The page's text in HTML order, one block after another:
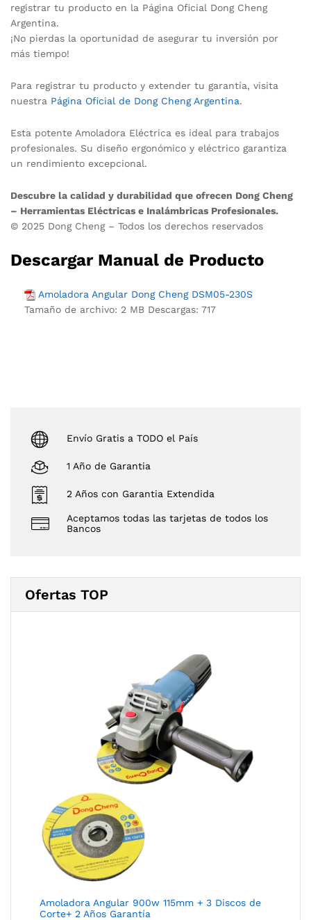
registrar tu producto en la Página Oficial Dong Cheng
Argentina.
¡No pierdas la oportunidad de asegurar tu inversión por
más tiempo!
Para registrar tu producto y extender tu garantía, visita
nuestra Página Oficial de Dong Cheng Argentina.
Esta potente Amoladora Eléctrica es ideal para trabajos
profesionales. Su diseño ergonómico y eléctrico garantiza
un rendimiento excepcional.
Descubre la calidad y durabilidad que ofrecen Dong Cheng
– Herramientas Eléctricas e Inalámbricas Profesionales.
© 2025 Dong Cheng – Todos los derechos reservados
Descargar Manual de Producto
Amoladora Angular Dong Cheng DSM05-230S
Tamaño de archivo: 2 MB Descargas: 717
Envío Gratis a TODO el País
1 Año de Garantia
2 Años con Garantia Extendida
Aceptamos todas las tarjetas de todos los
Bancos
Ofertas TOP
Amoladora Angular 900w 115mm + 3 Discos de
Corte+ 2 Años Garantía